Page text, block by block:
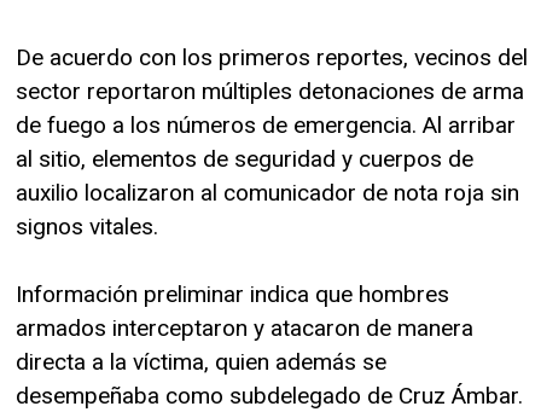
De acuerdo con los primeros reportes, vecinos del
sector reportaron múltiples detonaciones de arma
de fuego a los números de emergencia. Al arribar
al sitio, elementos de seguridad y cuerpos de
auxilio localizaron al comunicador de nota roja sin
signos vitales.
Información preliminar indica que hombres
armados interceptaron y atacaron de manera
directa a la víctima, quien además se
desempeñaba como subdelegado de Cruz Ámbar.